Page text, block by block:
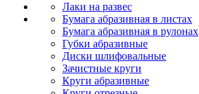
Лаки на развес
Бумага абразивная в листах
Бумага абразивная в рулонах
Губки абразивные
Диски шлифовальные
Зачистные круги
Круги абразивные